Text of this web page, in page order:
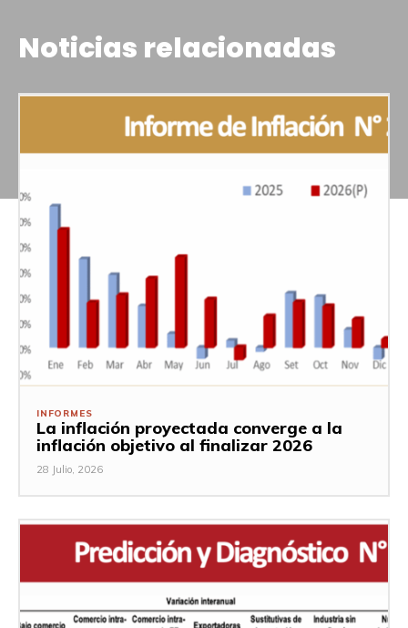
Noticias relacionadas
INFORMES
La inflación proyectada converge a la
inflación objetivo al finalizar 2026
28 Julio, 2026